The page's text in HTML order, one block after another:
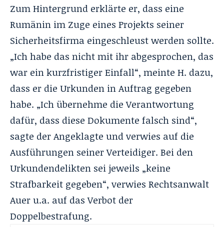
Zum Hintergrund erklärte er, dass eine
Rumänin im Zuge eines Projekts seiner
Sicherheitsfirma eingeschleust werden sollte.
„Ich habe das nicht mit ihr abgesprochen, das
war ein kurzfristiger Einfall“, meinte H. dazu,
dass er die Urkunden in Auftrag gegeben
habe. „Ich übernehme die Verantwortung
dafür, dass diese Dokumente falsch sind“,
sagte der Angeklagte und verwies auf die
Ausführungen seiner Verteidiger. Bei den
Urkundendelikten sei jeweils „keine
Strafbarkeit gegeben“, verwies Rechtsanwalt
Auer u.a. auf das Verbot der
Doppelbestrafung.